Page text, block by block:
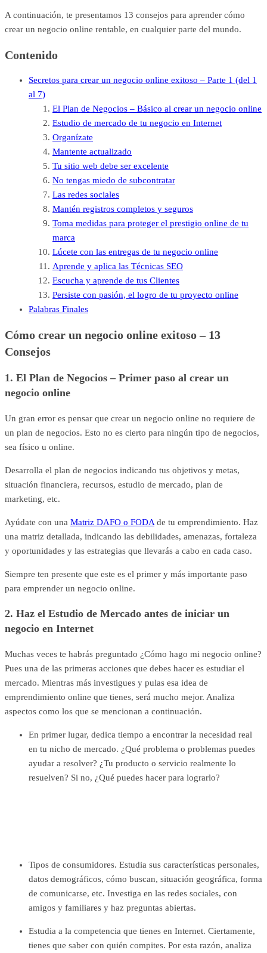
A continuación, te presentamos 13 consejos para aprender cómo
crear un negocio online rentable, en cualquier parte del mundo.
Contenido
Secretos para crear un negocio online exitoso – Parte 1 (del 1
al 7)
El Plan de Negocios – Básico al crear un negocio online
Estudio de mercado de tu negocio en Internet
Organízate
Mantente actualizado
Tu sitio web debe ser excelente
No tengas miedo de subcontratar
Las redes sociales
Mantén registros completos y seguros
Toma medidas para proteger el prestigio online de tu
marca
Lúcete con las entregas de tu negocio online
Aprende y aplica las Técnicas SEO
Escucha y aprende de tus Clientes
Persiste con pasión, el logro de tu proyecto online
Palabras Finales
Cómo crear un negocio online exitoso – 13
Consejos
1. El Plan de Negocios – Primer paso al crear un
negocio online
Un gran error es pensar que crear un negocio online no requiere de
un plan de negocios. Esto no es cierto para ningún tipo de negocios,
sea físico u online.
Desarrolla el plan de negocios indicando tus objetivos y metas,
situación financiera, recursos, estudio de mercado, plan de
marketing, etc.
Ayúdate con una Matriz DAFO o FODA de tu emprendimiento. Haz
una matriz detallada, indicando las debilidades, amenazas, fortaleza
y oportunidades y las estrategias que llevarás a cabo en cada caso.
Siempre ten presente que este es el primer y más importante paso
para emprender un negocio online.
2. Haz el Estudio de Mercado antes de iniciar un
negocio en Internet
Muchas veces te habrás preguntado ¿Cómo hago mi negocio online?
Pues una de las primeras acciones que debes hacer es estudiar el
mercado. Mientras más investigues y pulas esa idea de
emprendimiento online que tienes, será mucho mejor. Analiza
aspectos como los que se mencionan a continuación.
En primer lugar, dedica tiempo a encontrar la necesidad real
en tu nicho de mercado. ¿Qué problema o problemas puedes
ayudar a resolver? ¿Tu producto o servicio realmente lo
resuelven? Si no, ¿Qué puedes hacer para lograrlo?
Tipos de consumidores. Estudia sus características personales,
datos demográficos, cómo buscan, situación geográfica, forma
de comunicarse, etc. Investiga en las redes sociales, con
amigos y familiares y haz preguntas abiertas.
Estudia a la competencia que tienes en Internet. Ciertamente,
tienes que saber con quién compites. Por esta razón, analiza